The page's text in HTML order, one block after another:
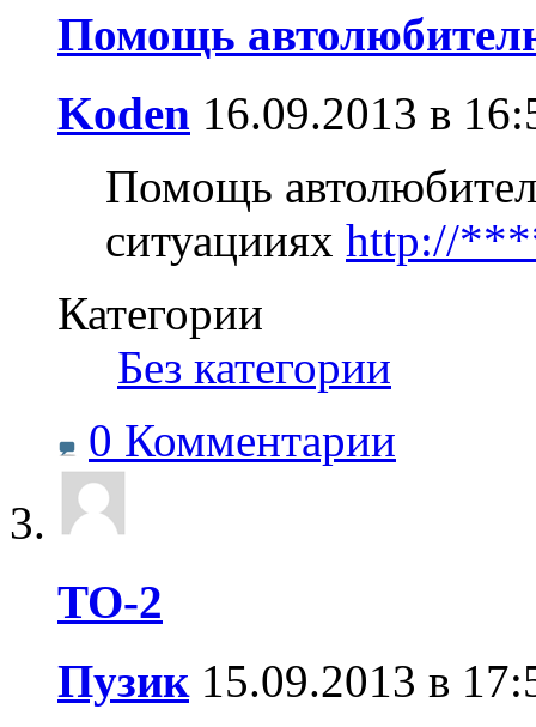
Помощь
Koden 16.09.2013 в
Помощь
ситуацииях http://
Категории
Без категории
0 Комментарии
ТО-2
Пузик15.09.2013 в